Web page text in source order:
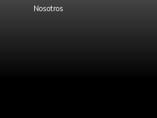
Nosotros